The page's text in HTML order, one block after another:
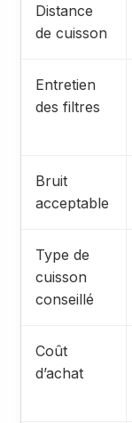
Distance
de cuisson
Entretien
des filtres
Bruit
acceptable
Type de
cuisson
conseillé
Coût
d’achat